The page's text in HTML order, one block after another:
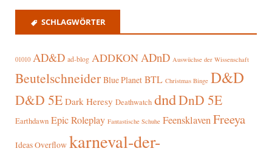
SCHLAGWÖRTER
01010 AD&D ad-blog ADDKONADnD Auswüchse der Wissenschaft
Beutelschneider Blue Planet BTL Christmas Binge D&D
D&D 5E Dark Heresy Deathwatch dndDnD 5E
Earthdawn Epic Roleplay Fantastische Schuhe FeensklavenFreeya
Ideas Overflow karneval-der-